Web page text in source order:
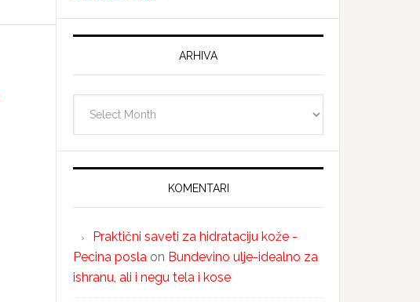
ARHIVA
KOMENTARI
Praktični saveti za hidrataciju kože -
Pecina posla on Bundevino ulje-idealno za
ishranu, ali i negu tela i kose